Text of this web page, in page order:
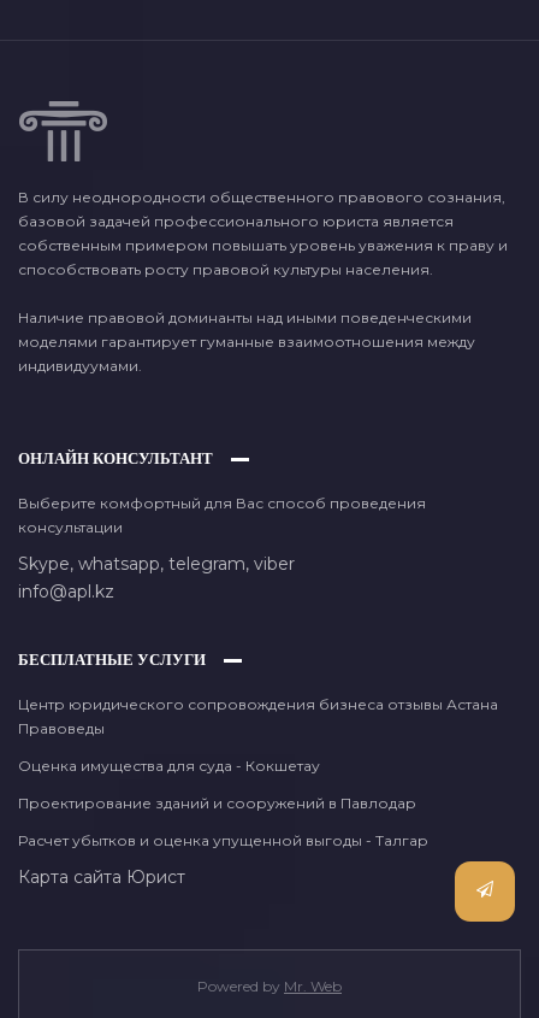
В силу неоднородности общественного правового сознания,
базовой задачей профессионального юриста является
собственным примером повышать уровень уважения к праву и
способствовать росту правовой культуры населения.
Наличие правовой доминанты над иными поведенческими
моделями гарантирует гуманные взаимоотношения между
индивидуумами.
ОНЛАЙН КОНСУЛЬТАНТ
Выберите комфортный для Вас способ проведения
консультации
Skype, whatsapp, telegram, viber
info@apl.kz
БЕСПЛАТНЫЕ УСЛУГИ
Центр юридического сопровождения бизнеса отзывы Астана
Правоведы
Оценка имущества для суда - Кокшетау
Проектирование зданий и сооружений в Павлодар
Расчет убытков и оценка упущенной выгоды - Талгар
Карта сайта Юрист
Powered by Mr. Web